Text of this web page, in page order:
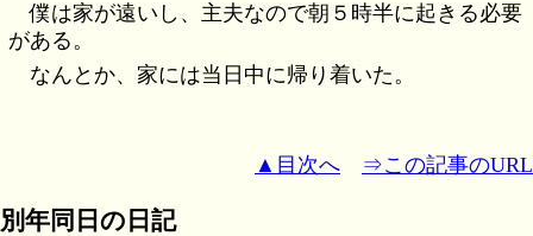
僕は家が遠いし、主夫なので朝５時半に起きる必要
がある。
なんとか、家には当日中に帰り着いた。
▲目次へ ⇒この記事のURL
別年同日の日記